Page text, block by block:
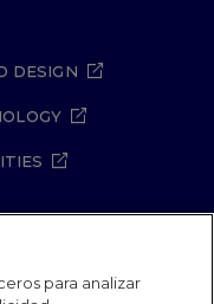
DESIGN
de seguridad
para analizar